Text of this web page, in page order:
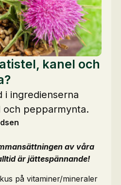
kanel och
i ingredienserna
och pepparmynta.
av våra
är jättespännande!
på vitaminer/mineraler